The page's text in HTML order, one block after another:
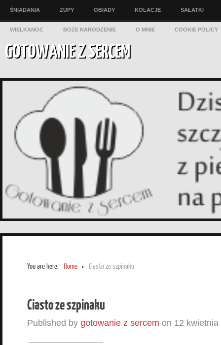
ŚNIADANIA ZUPY OBIADY KOLACJE SAŁATKI
WIELKANOC BOŻE NARODZENIE O MNIE COOKIE POLICY
GOTOWANIE Z SERCEM
You are here: Home Ciasto ze szpinaku
Ciasto ze szpinaku
Published by gotowanie z sercem on 12 kwietnia